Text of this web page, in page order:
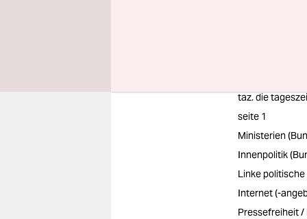
taz. die
seite 1
Ministerien
Innenpolitik
Linke
Internet (-
Pressefreiheit